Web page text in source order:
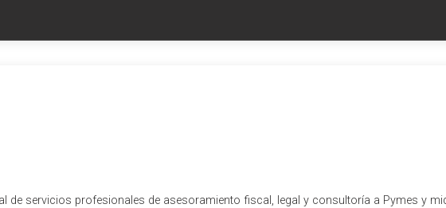
de servicios profesionales de asesoramiento fiscal, legal y consultoría a Pymes y